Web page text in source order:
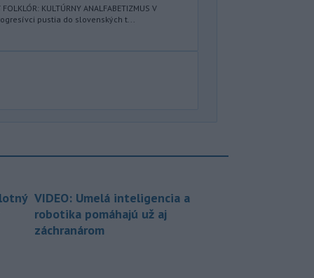
KULTÚRNY ANALFABETIZMUS V
pustia do slovenských t...
VIDEO: Umelá inteligencia a
robotika pomáhajú už aj
záchranárom